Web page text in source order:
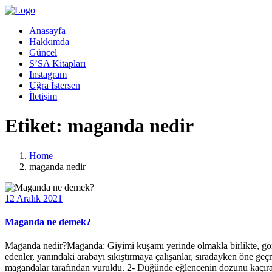
Anasayfa
Hakkımda
Güncel
S’SA Kitapları
Instagram
Uğra İstersen
İletişim
Etiket: maganda nedir
Home
maganda nedir
12 Aralık 2021
Maganda ne demek?
Maganda nedir?Maganda: Giyimi kuşamı yerinde olmakla birlikte,
edenler, yanındaki arabayı sıkıştırmaya çalışanlar, sıradayken öne
magandalar tarafından vuruldu. 2- Düğünde eğlencenin dozunu